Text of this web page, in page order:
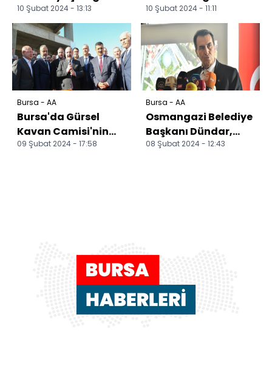
kişiyi bıçaklayan
çocuk tutuklandı
10 Şubat 2024 - 13:13
Merkezinde
çocuklara astronot
eğitimi verilece...
10 Şubat 2024 - 11:11
Bursa - AA
Bursa'da Gürsel
Kavan Camisi'nin
temeli atıldı
09 Şubat 2024 - 17:58
Bursa - AA
Osmangazi Belediye
Başkanı Dündar,
faaliyetlerini anlattı
08 Şubat 2024 - 12:43